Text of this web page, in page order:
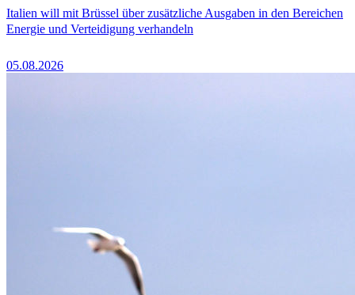
Italien will mit Brüssel über zusätzliche Ausgaben in den Bereichen
Energie und Verteidigung verhandeln
05.08.2026